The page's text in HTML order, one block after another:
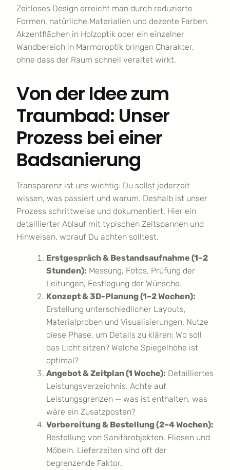
Zeitloses Design erreicht man durch reduzierte
Formen, natürliche Materialien und dezente Farben.
Akzentflächen in Holzoptik oder ein einzelner
Wandbereich in Marmoroptik bringen Charakter,
ohne dass der Raum schnell veraltet wirkt.
Von der Idee zum
Traumbad: Unser
Prozess bei einer
Badsanierung
Transparenz ist uns wichtig: Du sollst jederzeit
wissen, was passiert und warum. Deshalb ist unser
Prozess schrittweise und dokumentiert. Hier ein
detaillierter Ablauf mit typischen Zeitspannen und
Hinweisen, worauf Du achten solltest.
Erstgespräch & Bestandsaufnahme (1–2
Stunden): Messung, Fotos, Prüfung der
Leitungen, Festlegung der Wünsche.
Konzept & 3D-Planung (1–2 Wochen):
Erstellung unterschiedlicher Layouts,
Materialproben und Visualisierungen. Nutze
diese Phase, um Details zu klären: Wo soll
das Licht sitzen? Welche Spiegelhöhe ist
optimal?
Angebot & Zeitplan (1 Woche): Detailliertes
Leistungsverzeichnis. Achte auf
Leistungsgrenzen — was ist enthalten, was
wäre ein Zusatzposten?
Vorbereitung & Bestellung (2–4 Wochen):
Bestellung von Sanitärobjekten, Fliesen und
Möbeln. Lieferzeiten sind oft der
begrenzende Faktor.